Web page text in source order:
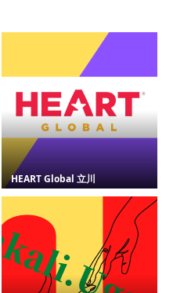
HEART Global 立川